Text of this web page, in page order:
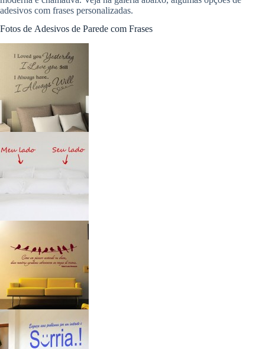
adesivos com frases personalizadas.
Fotos de Adesivos de Parede com Frases